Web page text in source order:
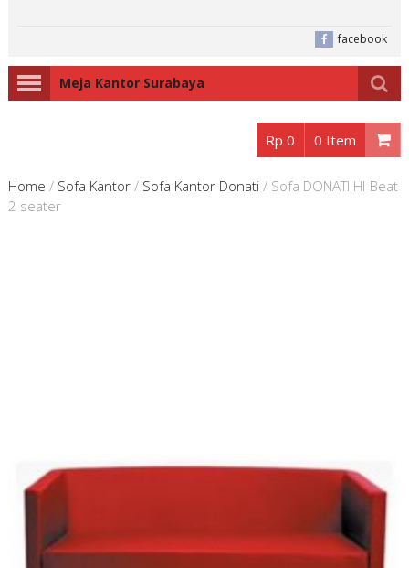
facebook
Meja Kantor Surabaya
Rp 0 0 Item
Home / Sofa Kantor/ Sofa Kantor Donati / Sofa DONATI HI-Beat
2 seater